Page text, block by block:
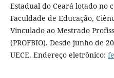
Estadual do Ceará lotado no
Faculdade de Educação,
Vinculado ao Mestrado
(PROFBIO). Desde junho de
UECE. Endereço eletrônico: